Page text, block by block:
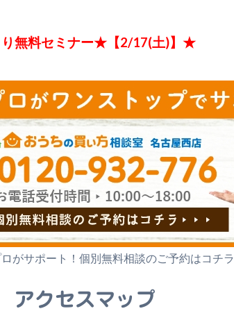
無料セミナー★【2/17(土)】★
がサポート！ 個別無料相談のご予約はコチラ
アクセスマップ